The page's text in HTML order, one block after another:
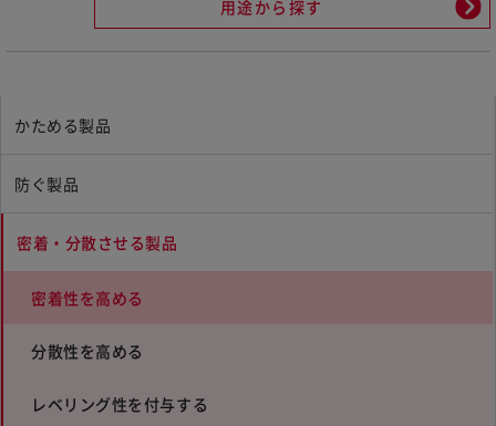
用途から探す
かためる製品
防ぐ製品
密着・分散させる製品
密着性を高める
分散性を高める
レベリング性を付与する